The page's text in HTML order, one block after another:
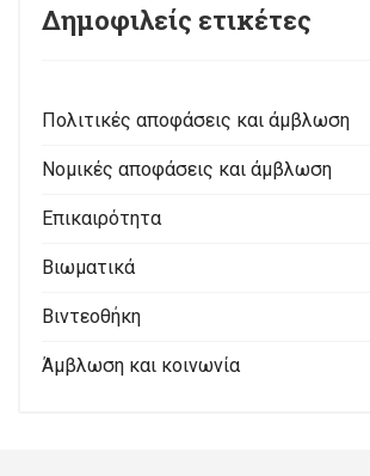
Δημοφιλείς ετικέτες
Πολιτικές αποφάσεις και άμβλωση
Νομικές αποφάσεις και άμβλωση
Επικαιρότητα
Βιωματικά
Βιντεοθήκη
Άμβλωση και κοινωνία